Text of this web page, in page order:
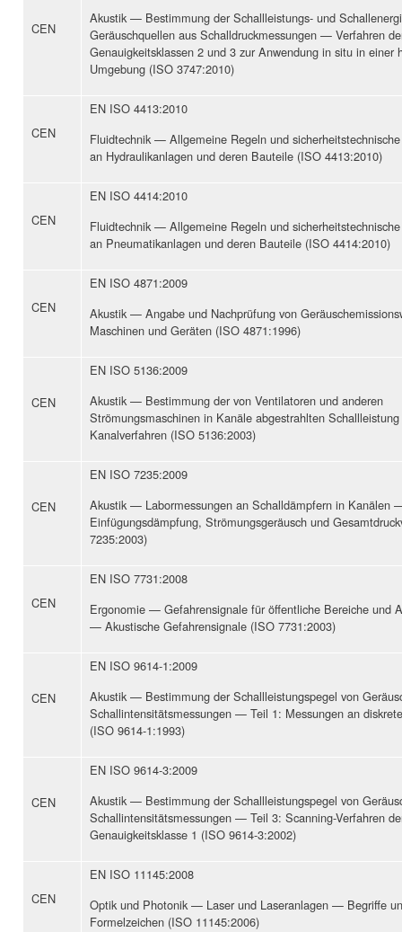
CEN
Akustik — Bestimmung der Schallleistungs- und
Geräuschquellen aus Schalldruckmessungen — Verfahren
Genauigkeitsklassen 2 und 3 zur Anwendung in situ in einer
Umgebung (ISO 3747:2010)
CEN
EN ISO 4413:2010
Fluidtechnik — Allgemeine Regeln und
an Hydraulikanlagen und deren Bauteile (ISO 4413:2010)
CEN
EN ISO 4414:2010
Fluidtechnik — Allgemeine Regeln und
an Pneumatikanlagen und deren Bauteile (ISO 4414:2010)
CEN
EN ISO 4871:2009
Akustik — Angabe und Nachprüfung von
Maschinen und Geräten (ISO 4871:1996)
CEN
EN ISO 5136:2009
Akustik — Bestimmung der von Ventilatoren und anderen
Strömungsmaschinen in Kanäle abgestrahlten
Kanalverfahren (ISO 5136:2003)
CEN
EN ISO 7235:2009
Akustik — Labormessungen an Schalldämpfern in Kanälen
Einfügungsdämpfung, Strömungsgeräusch und
7235:2003)
CEN
EN ISO 7731:2008
Ergonomie — Gefahrensignale für öffentliche Bereiche und
— Akustische Gefahrensignale (ISO 7731:2003)
CEN
EN ISO 9614-1:2009
Akustik — Bestimmung der Schallleistungspegel von
Schallintensitätsmessungen — Teil 1: Messungen an
(ISO 9614-1:1993)
CEN
EN ISO 9614-3:2009
Akustik — Bestimmung der Schallleistungspegel von
Schallintensitätsmessungen — Teil 3: Scanning-Verfahren
Genauigkeitsklasse 1 (ISO 9614-3:2002)
CEN
EN ISO 11145:2008
Optik und Photonik — Laser und Laseranlagen — Begriffe
Formelzeichen (ISO 11145:2006)